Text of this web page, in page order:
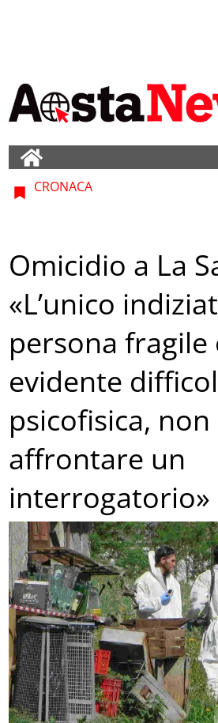
CRONACA
Omicidio a La
«L’unico
persona fragile
evidente
psicofisica,
affrontare un
interrogatorio»